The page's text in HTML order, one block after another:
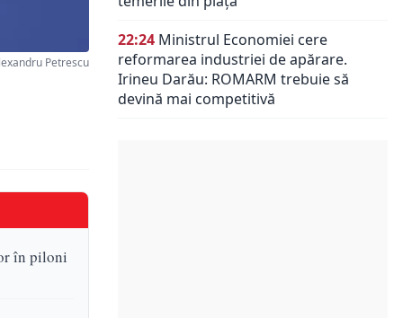
Petrescu
în piloni
22:24 Ministrul Economiei cere
reformarea industriei de apărare.
Irineu Darău: ROMARM trebuie să
devină mai competitivă